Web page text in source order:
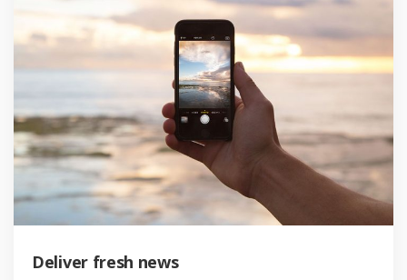
Deliver fresh news